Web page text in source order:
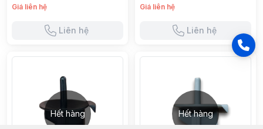
Giá liên hệ
Liên hệ
Giá liên hệ
Liên hệ
Hết hàng Hết hàng